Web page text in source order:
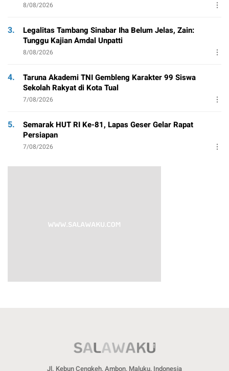
8/08/2026
3.
Legalitas Tambang Sinabar Iha Belum Jelas, Zain:
Tunggu Kajian Amdal Unpatti
8/08/2026
4.
Taruna Akademi TNI Gembleng Karakter 99 Siswa
Sekolah Rakyat di Kota Tual
7/08/2026
5.
Semarak HUT RI Ke-81, Lapas Geser Gelar Rapat
Persiapan
7/08/2026
Jl. Kebun Cengkeh, Ambon, Maluku, Indonesia